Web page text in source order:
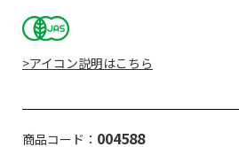
>アイコン説明はこちら
商品コード： 004588